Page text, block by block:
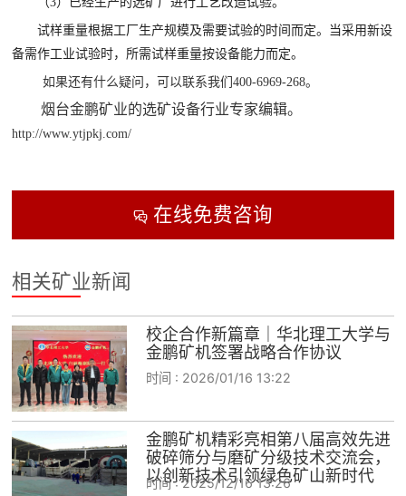
试样重量根据工厂生产规模及需要试验的时间而定。当采用新设
备需作工业试验时，所需试样重量按设备能力而定。
如果还有什么疑问，可以联系我们400-6969-268。
烟台金鹏矿业的选矿设备行业专家编辑。
http://www.ytjpkj.com/
在线免费咨询
相关矿业新闻
校企合作新篇章｜华北理工大学与
金鹏矿机签署战略合作协议
时间 : 2026/01/16 13:22
金鹏矿机精彩亮相第八届高效先进
破碎筛分与磨矿分级技术交流会，
以创新技术引领绿色矿山新时代
时间 :2025/12/16 13:26
